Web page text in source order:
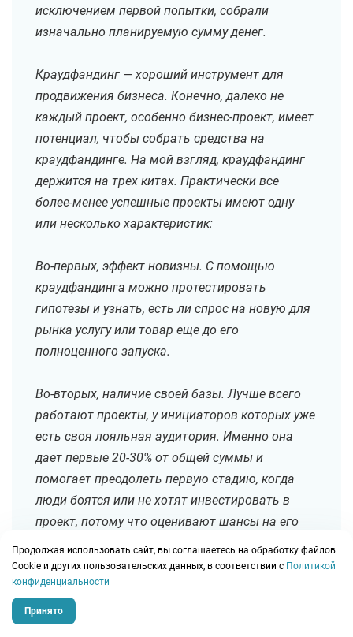
исключением первой попытки, собрали
изначально планируемую сумму денег.
Краудфандинг — хороший инструмент для
продвижения бизнеса. Конечно, далеко не
каждый проект, особенно бизнес-проект, имеет
потенциал, чтобы собрать средства на
краудфандинге. На мой взгляд, краудфандинг
держится на трех китах. Практически все
более-менее успешные проекты имеют одну
или несколько характеристик:
Во-первых, эффект новизны. С помощью
краудфандинга можно протестировать
гипотезы и узнать, есть ли спрос на новую для
рынка услугу или товар еще до его
полноценного запуска.
Во-вторых, наличие своей базы. Лучше всего
работают проекты, у инициаторов которых уже
есть своя лояльная аудитория. Именно она
дает первые 20-30% от общей суммы и
помогает преодолеть первую стадию, когда
люди боятся или не хотят инвестировать в
проект, потому что оценивают шансы на его
реализацию как невысокие.
В-третьих, социальную значимость или
нематериальную мотивацию автора. Важно
объяснить аудитории, почему необходим
Продолжая использовать сайт, вы соглашаетесь на обработку файлов
Сookie и других пользовательских данных, в соответствии с Политикой
конфиденциальности
Принято